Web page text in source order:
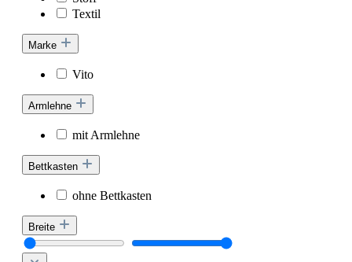
Textil
Marke
Vito
Armlehne
mit Armlehne
Bettkasten
ohne Bettkasten
Breite